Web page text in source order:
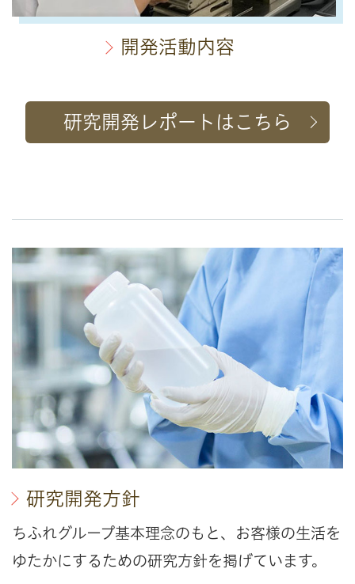
開発活動内容
研究開発レポートはこちら
研究開発方針
ちふれグループ基本理念のもと、お客様の生活を
ゆたかにするための研究方針を掲げています。